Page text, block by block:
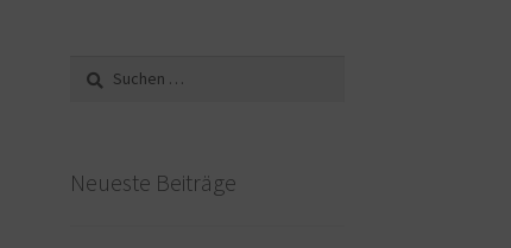
nach:
Neueste Beiträge